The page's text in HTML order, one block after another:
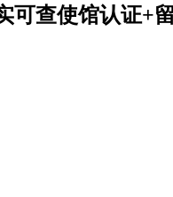
可查使馆认证+